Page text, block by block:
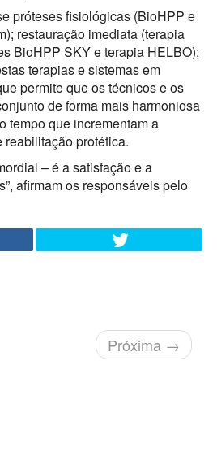
próteses fisiológicas (BioHPP e
restauração imediata (terapia
BioHPP SKY e terapia HELBO);
terapias e sistemas em
permite que os técnicos e os
de forma mais harmoniosa
tempo que incrementam a
protética.
– é a satisfação e a
afirmam os responsáveis pelo
Próxima →